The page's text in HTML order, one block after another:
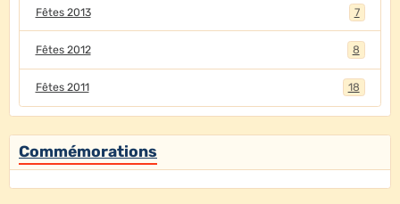
Fêtes 2013 7
Fêtes 2012 8
Fêtes 2011 18
Commémorations